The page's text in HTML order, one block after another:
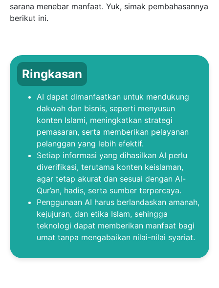
sarana menebar manfaat. Yuk, simak pembahasannya
berikut ini.
Ringkasan
AI dapat dimanfaatkan untuk mendukung
dakwah dan bisnis, seperti menyusun
konten Islami, meningkatkan strategi
pemasaran, serta memberikan pelayanan
pelanggan yang lebih efektif.
Setiap informasi yang dihasilkan AI perlu
diverifikasi, terutama konten keislaman,
agar tetap akurat dan sesuai dengan Al-
Qur’an, hadis, serta sumber terpercaya.
Penggunaan AI harus berlandaskan amanah,
kejujuran, dan etika Islam, sehingga
teknologi dapat memberikan manfaat bagi
umat tanpa mengabaikan nilai-nilai syariat.